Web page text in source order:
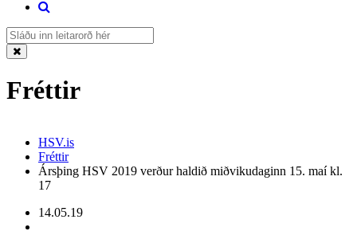
Fréttir
HSV.is
Fréttir
Ársþing HSV 2019 verður haldið miðvikudaginn 15. maí kl.
17
14.05.19